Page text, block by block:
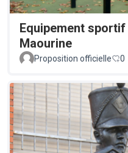
Equipement
Maourine
Proposition officielle 0